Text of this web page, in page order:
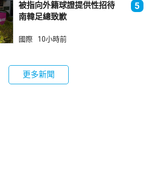
被指向外籍球證提供性招待
南韓足總致歉
5
國際 10小時前
更多新聞